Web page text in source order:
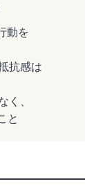
動を
抗感は
、
と